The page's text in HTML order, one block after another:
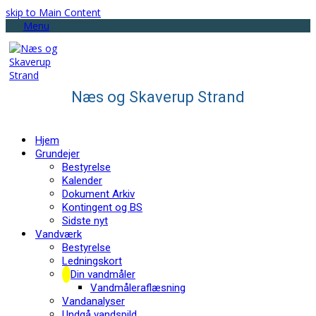
skip to Main Content
Menu
Næs og Skaverup Strand
Hjem
Grundejer
Bestyrelse
Kalender
Dokument Arkiv
Kontingent og BS
Sidste nyt
Vandværk
Bestyrelse
Ledningskort
Din vandmåler
Vandmåleraflæsning
Vandanalyser